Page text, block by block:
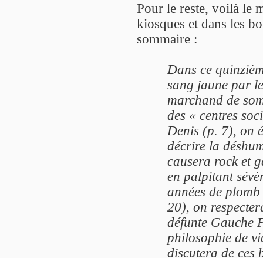
Pour le reste, voilà le
kiosques et dans les
sommaire :
Dans ce
sang jaune par
marchand de
des « centres
Denis (p. 7), on
décrire la
causera rock et
en palpitant
années de
20), on
défunte Gauche
philosophie de
discutera de ces